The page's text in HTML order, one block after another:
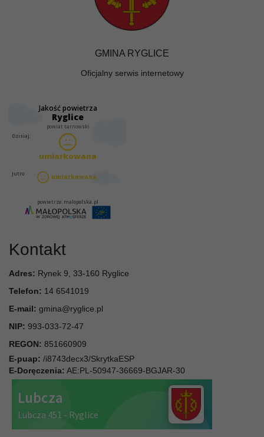
GMINA RYGLICE
Oficjalny serwis internetowy
Kontakt
Adres: Rynek 9, 33-160 Ryglice
Telefon: 14 6541019
E-mail: gmina@ryglice.pl
NIP: 993-033-72-47
REGON: 851660909
E-puap: /i8743decx3/SkrytkaESP
E-Doręczenia: AE:PL-50947-36669-BGJAR-30